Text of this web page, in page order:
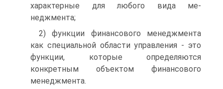
характерные для любого вида ме­
неджмента;
2) функции финансового менеджмента
как специальной области управления - это
функции, которые определяются
конкретным объектом финансового
менеджмента.